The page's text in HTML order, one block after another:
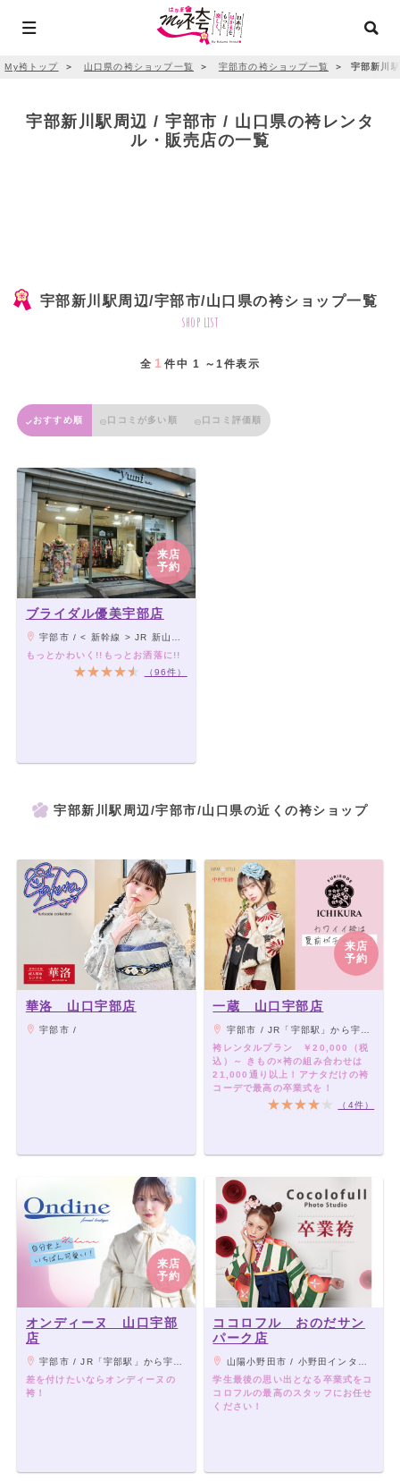
My袴トップ ＞ 山口県の袴ショップ一覧 ＞ 宇部市の袴ショップ一覧 ＞ 宇部新川
宇部新川駅周辺 / 宇部市 / 山口県の袴レンタ
ル・販売店の一覧
宇部新川駅周辺/宇部市/山口県の袴ショップ一覧
shop list
全 1 件中 1 ～1件表示
おすすめ順 口コミが多い順 口コミ評価順
来店
予約
ブライダル優美宇部店
宇部市 / < 新幹線 > JR 新山口駅より 白鳥号バス（約 45 分）で、 JR 宇部新川駅バス停下車、徒歩 5 分 JR 新山口駅より JR 宇部線（約 50 分）で、宇部新川駅下車、徒歩 5 分 < 電車 > JR 宇部新川駅（宇部線）より徒歩 5 分 JR 宇部駅（山陽本線）よりタクシー 20 分 < お車 > 山陽自動車道 宇部 IC より約 10 分
もっとかわいく!!もっとお洒落に!!
（96件）
宇部新川駅周辺/宇部市/山口県の近くの袴ショップ
華洛 山口宇部店
宇部市 /
来店
予約
一蔵 山口宇部店
宇部市 / JR「宇部駅」から宇部市交通局バス10分 「ゆめタウン宇部」下車
袴レンタルプラン ￥20,000（税
込）～ きもの×袴の組み合わせは
21,000通り以上！アナタだけの袴
コーデで最高の卒業式を！
（4件）
来店
予約
オンディーヌ 山口宇部
店
宇部市 / JR「宇部駅」から宇部市交通局バス10分 「ゆめタウン宇部」下車
差を付けたいならオンディーヌの
袴！
ココロフル おのだサン
パーク店
山陽小野田市 / 小野田インターから車で10分
学生最後の思い出となる卒業式をコ
コロフルの最高のスタッフにお任せ
ください！